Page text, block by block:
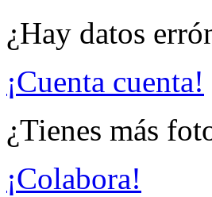
¿Hay datos
¡Cuenta cuenta!
¿Tienes más
¡Colabora!